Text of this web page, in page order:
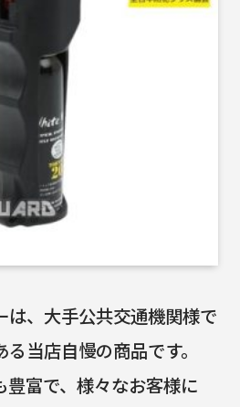
は、大手公共交通機関様で
当店自慢の商品です。
豊富で、様々なお客様に